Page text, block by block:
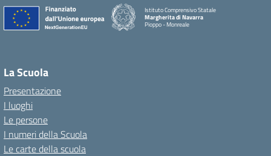
Istituto Comprensivo Statale
Margherita di Navarra
Pioppo - Monreale
La Scuola
Presentazione
I luoghi
Le persone
I numeri della Scuola
Le carte della scuola